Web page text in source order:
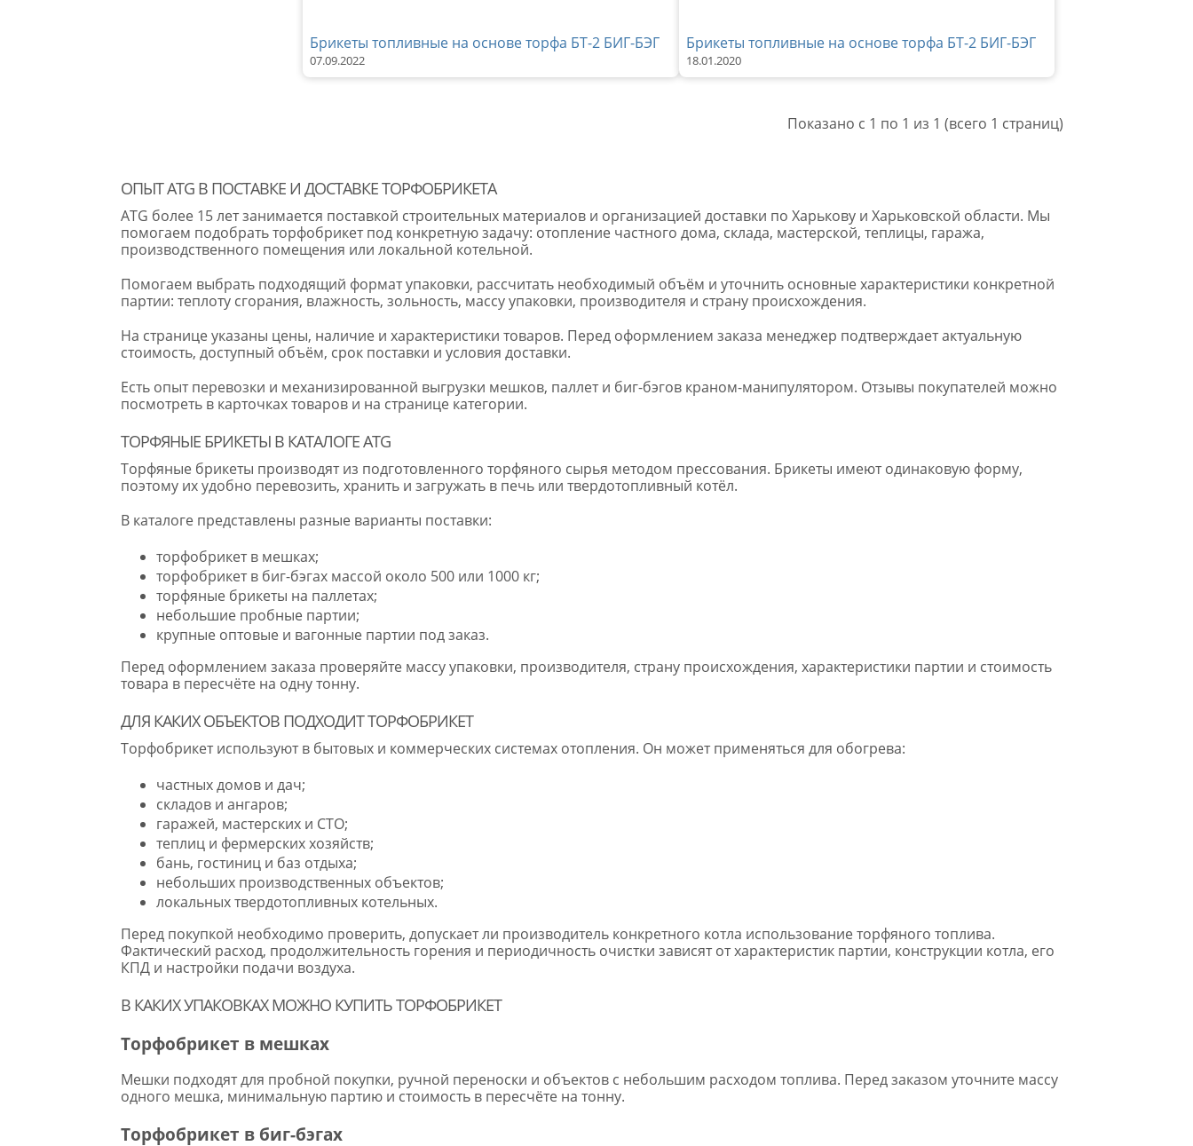
Брикеты топливные на основе торфа БТ-2 БИГ-БЭГ
07.09.2022
Брикеты топливные на основе торфа БТ-2 БИГ-БЭГ
18.01.2020
Показано с 1 по 1 из 1 (всего 1 страниц)
ОПЫТ ATG В ПОСТАВКЕ И ДОСТАВКЕ ТОРФОБРИКЕТА
ATG более 15 лет занимается поставкой строительных материалов и организацией доставки по Харькову и Харьковской области. Мы
помогаем подобрать торфобрикет под конкретную задачу: отопление частного дома, склада, мастерской, теплицы, гаража,
производственного помещения или локальной котельной.
Помогаем выбрать подходящий формат упаковки, рассчитать необходимый объём и уточнить основные характеристики конкретной
партии: теплоту сгорания, влажность, зольность, массу упаковки, производителя и страну происхождения.
На странице указаны цены, наличие и характеристики товаров. Перед оформлением заказа менеджер подтверждает актуальную
стоимость, доступный объём, срок поставки и условия доставки.
Есть опыт перевозки и механизированной выгрузки мешков, паллет и биг-бэгов краном-манипулятором. Отзывы покупателей можно
посмотреть в карточках товаров и на странице категории.
ТОРФЯНЫЕ БРИКЕТЫ В КАТАЛОГЕ ATG
Торфяные брикеты производят из подготовленного торфяного сырья методом прессования. Брикеты имеют одинаковую форму,
поэтому их удобно перевозить, хранить и загружать в печь или твердотопливный котёл.
В каталоге представлены разные варианты поставки:
торфобрикет в мешках;
торфобрикет в биг-бэгах массой около 500 или 1000 кг;
торфяные брикеты на паллетах;
небольшие пробные партии;
крупные оптовые и вагонные партии под заказ.
Перед оформлением заказа проверяйте массу упаковки, производителя, страну происхождения, характеристики партии и стоимость
товара в пересчёте на одну тонну.
ДЛЯ КАКИХ ОБЪЕКТОВ ПОДХОДИТ ТОРФОБРИКЕТ
Торфобрикет используют в бытовых и коммерческих системах отопления. Он может применяться для обогрева:
частных домов и дач;
складов и ангаров;
гаражей, мастерских и СТО;
теплиц и фермерских хозяйств;
бань, гостиниц и баз отдыха;
небольших производственных объектов;
локальных твердотопливных котельных.
Перед покупкой необходимо проверить, допускает ли производитель конкретного котла использование торфяного топлива.
Фактический расход, продолжительность горения и периодичность очистки зависят от характеристик партии, конструкции котла, его
КПД и настройки подачи воздуха.
В КАКИХ УПАКОВКАХ МОЖНО КУПИТЬ ТОРФОБРИКЕТ
Торфобрикет в мешках
Мешки подходят для пробной покупки, ручной переноски и объектов с небольшим расходом топлива. Перед заказом уточните массу
одного мешка, минимальную партию и стоимость в пересчёте на тонну.
Торфобрикет в биг-бэгах